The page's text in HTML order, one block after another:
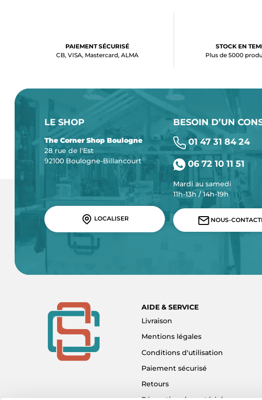
PAIEMENT SÉCURISÉ
CB, VISA, Mastercard, ALMA
STOCK EN
Plus de 5000
LE SHOP
The Corner Shop Boulogne
28 rue de l'Est
92100 Boulogne-Billancourt
LOCALISER
BESOIN D’UN
01 47 31 84 24
06 72 10 11 51
Mardi au samedi
11h-13h / 14h-19h
NOUS-
AIDE & SERVICE
Livraison
Mentions légales
Conditions d'utilisation
Paiement sécurisé
Retours